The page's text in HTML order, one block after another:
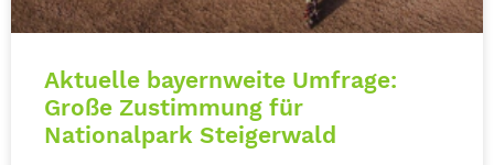
Aktuelle bayernweite Umfrage:
Große Zustimmung für
Nationalpark Steigerwald